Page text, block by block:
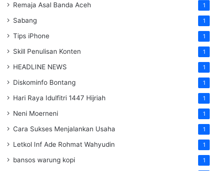
Remaja Asal Banda Aceh 1
Sabang 1
Tips iPhone 1
Skill Penulisan Konten 1
HEADLINE NEWS 1
Diskominfo Bontang 1
Hari Raya Idulfitri 1447 Hijriah 1
Neni Moerneni 1
Cara Sukses Menjalankan Usaha 1
Letkol Inf Ade Rohmat Wahyudin 1
bansos warung kopi 1